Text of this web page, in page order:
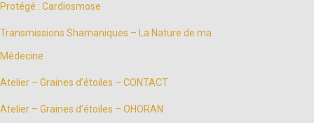
Protégé : Cardiosmose
Transmissions Shamaniques – La Nature de ma
Médecine
Atelier – Graines d’étoiles – CONTACT
Atelier – Graines d’étoiles – OHORAN